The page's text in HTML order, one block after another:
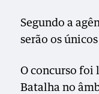
Segundo a
serão os
O concurso foi
Batalha no